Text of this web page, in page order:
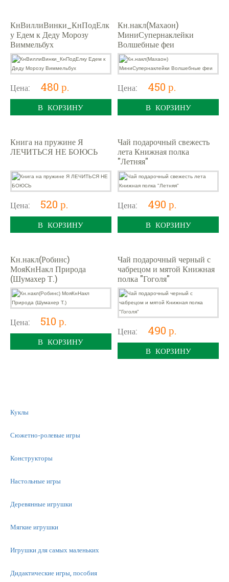
КнВиллиВинки_КнПодЕлк
у Едем к Деду Морозу
Виммельбух
Цена: 480 р.
В КОРЗИНУ
Кн.накл(Махаон)
МиниСупернаклейки
Волшебные феи
Цена: 450 р.
В КОРЗИНУ
Книга на пружине Я
ЛЕЧИТЬСЯ НЕ БОЮСЬ
Цена: 520 р.
В КОРЗИНУ
Чай подарочный свежесть
лета Книжная полка
"Летняя"
Цена: 490 р.
В КОРЗИНУ
Кн.накл(Робинс)
МояКнНакл Природа
(Шумахер Т.)
Цена: 510 р.
В КОРЗИНУ
Чай подарочный черный с
чабрецом и мятой Книжная
полка "Гоголя"
Цена: 490 р.
В КОРЗИНУ
Куклы
Сюжетно-ролевые игры
Конструкторы
Настольные игры
Деревянные игрушки
Мягкие игрушки
Игрушки для самых маленьких
Дидактические игры, пособия